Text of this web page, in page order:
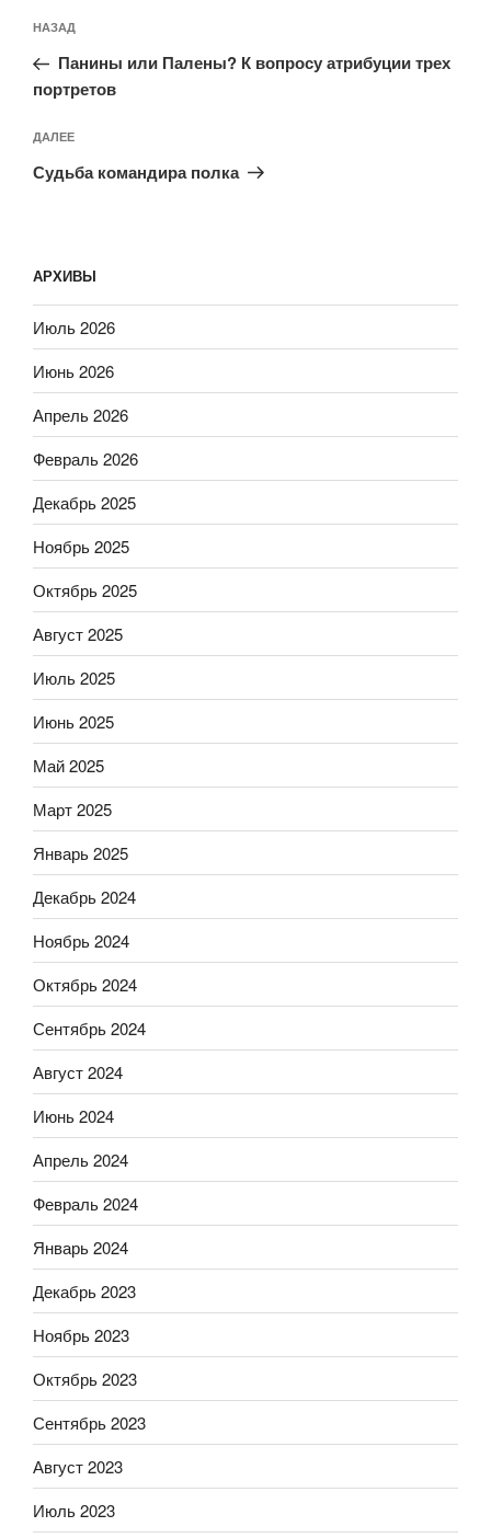
по
записям
Предыдущая
запись:
НАЗАД
Панины или Палены? К вопросу атрибуции трех
портретов
Следующая
запись
ДАЛЕЕ
Судьба командира полка
АРХИВЫ
Июль 2026
Июнь 2026
Апрель 2026
Февраль 2026
Декабрь 2025
Ноябрь 2025
Октябрь 2025
Август 2025
Июль 2025
Июнь 2025
Май 2025
Март 2025
Январь 2025
Декабрь 2024
Ноябрь 2024
Октябрь 2024
Сентябрь 2024
Август 2024
Июнь 2024
Апрель 2024
Февраль 2024
Январь 2024
Декабрь 2023
Ноябрь 2023
Октябрь 2023
Сентябрь 2023
Август 2023
Июль 2023